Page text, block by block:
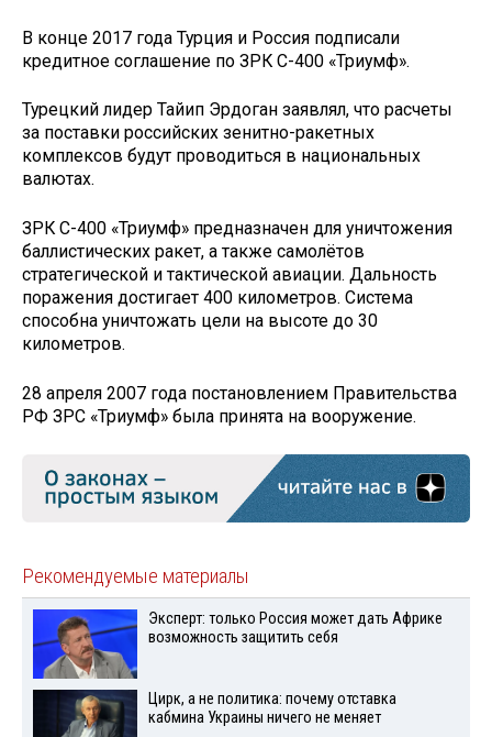
В конце 2017 года Турция и Россия подписали
кредитное соглашение по ЗРК С-400 «Триумф».
Турецкий лидер Тайип Эрдоган заявлял, что расчеты
за поставки российских зенитно-ракетных
комплексов будут проводиться в национальных
валютах.
ЗРК С-400 «Триумф» предназначен для уничтожения
баллистических ракет, а также самолётов
стратегической и тактической авиации. Дальность
поражения достигает 400 километров. Система
способна уничтожать цели на высоте до 30
километров.
28 апреля 2007 года постановлением Правительства
РФ ЗРС «Триумф» была принята на вооружение.
Рекомендуемые материалы
Эксперт: только Россия может дать Африке
возможность защитить себя
Цирк, а не политика: почему отставка
кабмина Украины ничего не меняет